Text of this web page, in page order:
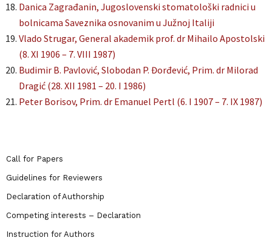
Danica Zagrađanin, Jugoslovenski stomatološki radnici u
bolnicama Saveznika osnovanim u Južnoj Italiji
Vlado Strugar, General akademik prof. dr Mihailo Apostolski
(8. XI 1906 – 7. VIII 1987)
Budimir B. Pavlović, Slobodan P. Đorđević, Prim. dr Milorad
Dragić (28. XII 1981 – 20. I 1986)
Peter Borisov, Prim. dr Emanuel Pertl (6. I 1907 – 7. IX 1987)
Call for Papers
Guidelines for Reviewers
Declaration of Authorship
Competing interests – Declaration
Instruction for Authors